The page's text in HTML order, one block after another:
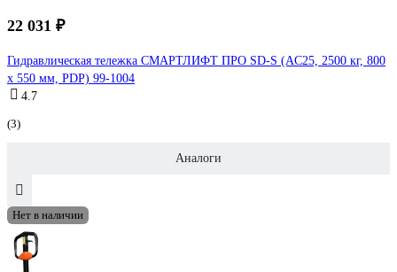
22 031 ₽
Гидравлическая тележка СМАРТЛИФТ ПРО SD-S (AC25, 2500 кг, 800
x 550 мм, PDP) 99-1004
4.7
(3)
Аналоги
Нет в наличии